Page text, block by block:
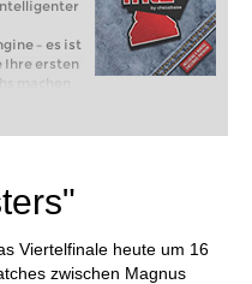
– es ist
Ihre ersten
machen
Mit
und
Viertelfinale heute um 16
zwischen Magnus